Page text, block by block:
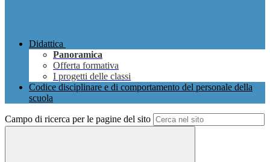
Didattica
Panoramica
Offerta formativa
I progetti delle classi
Codice disciplinare e di comportamento del personale della
scuola
Campo di ricerca per le pagine del sito